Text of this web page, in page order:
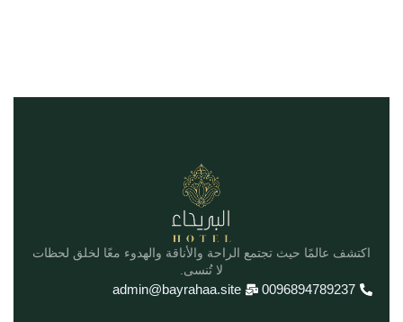
اكتشف عالمًا حيث تجتمع الراحة والأناقة والهدوء معًا لخلق لحظات
لا تُنسى.
0096894789237
admin@bayrahaa.site